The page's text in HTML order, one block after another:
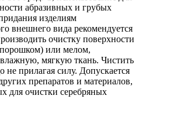
абразивных и грубых
изделиям
внешнего вида рекомендуется
очистку поверхности
или мелом,
мягкую ткань. Чистить
не прилагая силу. Допускается
препаратов и материалов,
для очистки серебряных